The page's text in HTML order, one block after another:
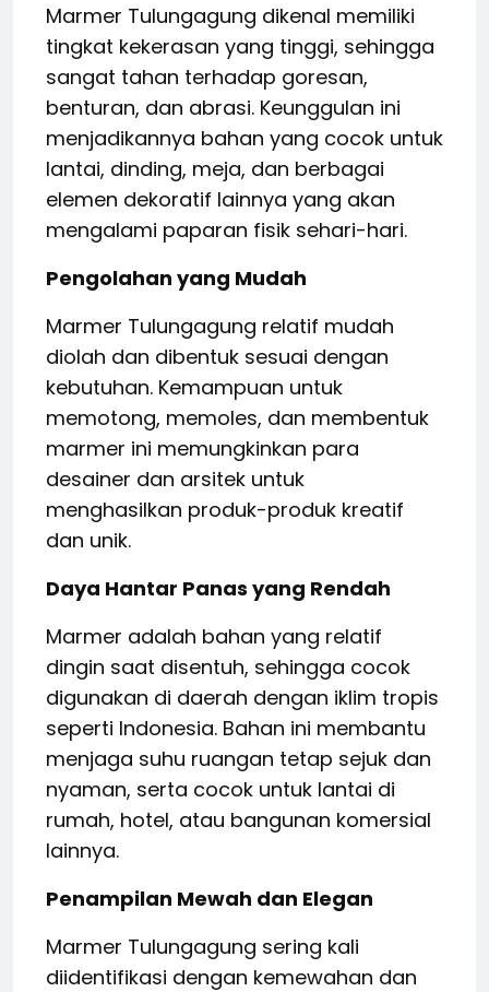
Marmer Tulungagung dikenal memiliki
tingkat kekerasan yang tinggi, sehingga
sangat tahan terhadap goresan,
benturan, dan abrasi. Keunggulan ini
menjadikannya bahan yang cocok untuk
lantai, dinding, meja, dan berbagai
elemen dekoratif lainnya yang akan
mengalami paparan fisik sehari-hari.
Pengolahan yang Mudah
Marmer Tulungagung relatif mudah
diolah dan dibentuk sesuai dengan
kebutuhan. Kemampuan untuk
memotong, memoles, dan membentuk
marmer ini memungkinkan para
desainer dan arsitek untuk
menghasilkan produk-produk kreatif
dan unik.
Daya Hantar Panas yang Rendah
Marmer adalah bahan yang relatif
dingin saat disentuh, sehingga cocok
digunakan di daerah dengan iklim tropis
seperti Indonesia. Bahan ini membantu
menjaga suhu ruangan tetap sejuk dan
nyaman, serta cocok untuk lantai di
rumah, hotel, atau bangunan komersial
lainnya.
Penampilan Mewah dan Elegan
Marmer Tulungagung sering kali
diidentifikasi dengan kemewahan dan